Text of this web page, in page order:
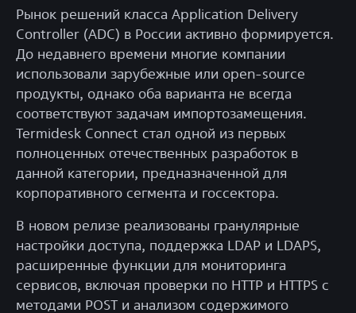
Рынок решений класса Application Delivery
Controller (ADC) в России активно формируется.
До недавнего времени многие компании
использовали зарубежные или open-source
продукты, однако оба варианта не всегда
соответствуют задачам импортозамещения.
Termidesk Connect стал одной из первых
полноценных отечественных разработок в
данной категории, предназначенной для
корпоративного сегмента и госсектора.
В новом релизе реализованы гранулярные
настройки доступа, поддержка LDAP и LDAPS,
расширенные функции для мониторинга
сервисов, включая проверки по HTTP и HTTPS с
методами POST и анализом содержимого